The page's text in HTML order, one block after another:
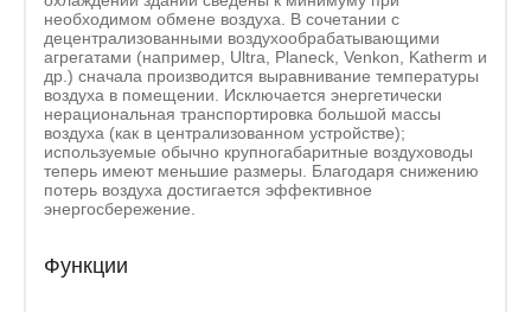
необходимом обмене воздуха. В сочетании с
децентрализованными воздухообрабатывающими
агрегатами (например, Ultra, Planeck, Venkon, Katherm и
др.) сначала производится выравнивание температуры
воздуха в помещении. Исключается энергетически
нерациональная транспортировка большой массы
воздуха (как в централизованном устройстве);
используемые обычно крупногабаритные воздуховоды
теперь имеют меньшие размеры. Благодаря снижению
потерь воздуха достигается эффективное
энергосбережение.
Функции